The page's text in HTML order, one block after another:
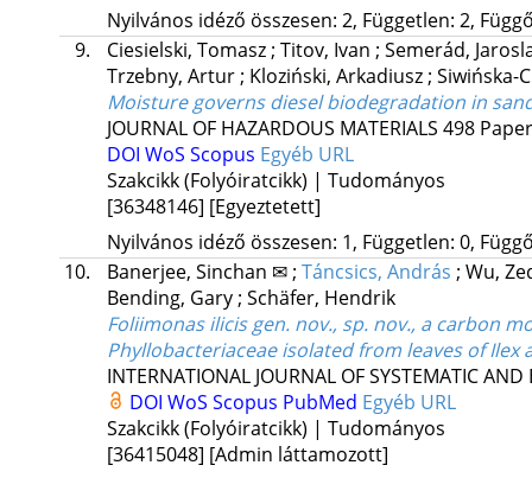
Nyilvános idéző összesen: 2, Független: 2,
9.
Ciesielski, Tomasz ; Titov, Ivan ; Semerád,
Trzebny, Artur ; Kloziński, Arkadiusz ; Siwińska-
Moisture governs diesel biodegradation in
JOURNAL OF HAZARDOUS MATERIALS 498
DOI WoS Scopus Egyéb URL
Szakcikk (Folyóiratcikk) | Tudományos
[36348146] [Egyeztetett]
Nyilvános idéző összesen: 1, Független: 0,
10.
Banerjee, Sinchan ✉ ; Táncsics, András ; Wu,
Bending, Gary ; Schäfer, Hendrik
Foliimonas ilicis gen. nov., sp. nov., a carbon
Phyllobacteriaceae isolated from leaves of Ilex
INTERNATIONAL JOURNAL OF SYSTEMATIC
DOI WoS Scopus PubMed Egyéb URL
Szakcikk (Folyóiratcikk) | Tudományos
[36415048] [Admin láttamozott]